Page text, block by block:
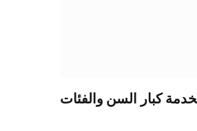
كبار السن والفئات